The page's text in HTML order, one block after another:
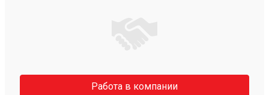
Работа в компании